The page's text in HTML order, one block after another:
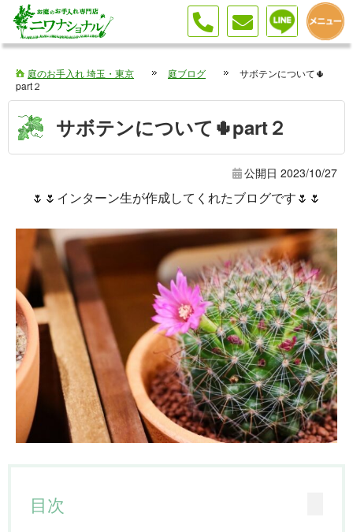
庭のお手入れ 埼玉・東京 庭ブログ
サボテンについて🌵
part２
サボテンについて🌵part２
公開日 2023/10/27
🌷🌷インターン生が作成してくれたブログです🌷🌷
目次